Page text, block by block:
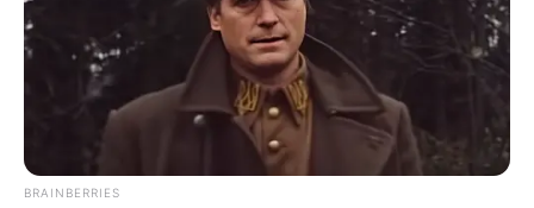
weitere Kalauer
Quermania folgen: Impressum & Kontakt
Smartphone Startseite
BRAINBERRIES